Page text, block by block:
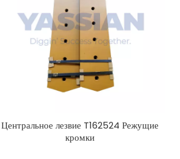
Центральное лезвие T162524 Режущие
кромки